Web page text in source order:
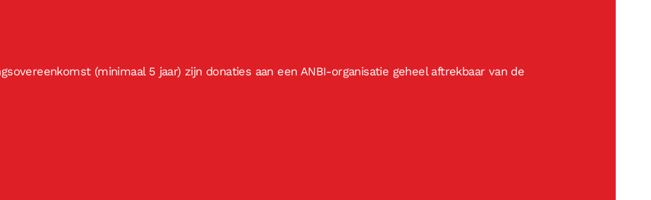
(minimaal 5 jaar) zijn donaties aan een ANBI-organisatie geheel aftrekbaar van de